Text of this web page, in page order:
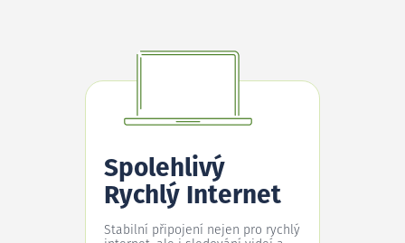
Spolehlivý
Rychlý Internet
Stabilní připojení nejen pro rychlý